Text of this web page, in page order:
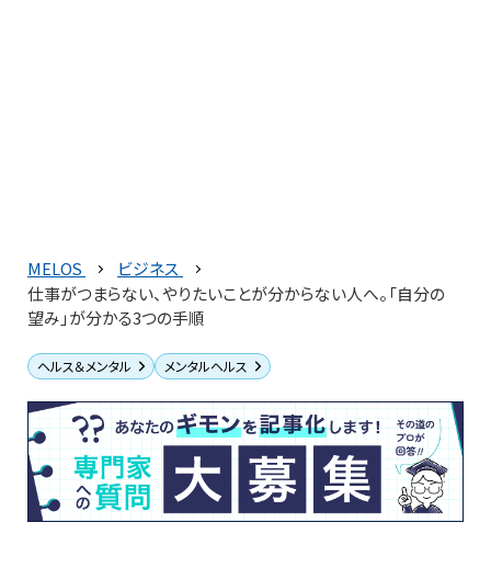
MELOS
ビジネス
仕事がつまらない、やりたいことが分からない人へ。「自分の
望み」が分かる3つの手順
ヘルス＆メンタル メンタルヘルス